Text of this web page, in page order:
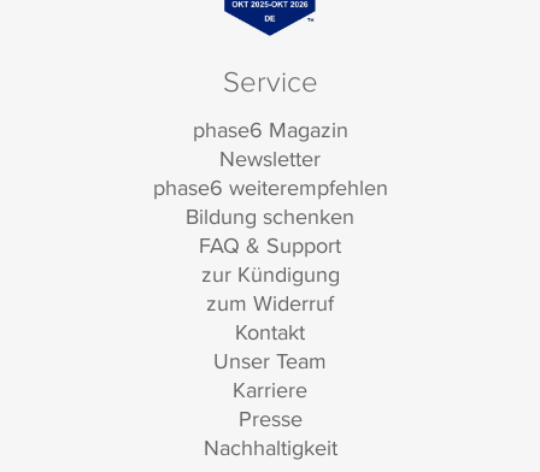
Service
phase6 Magazin
Newsletter
phase6 weiterempfehlen
Bildung schenken
FAQ & Support
zur Kündigung
zum Widerruf
Kontakt
Unser Team
Karriere
Presse
Nachhaltigkeit